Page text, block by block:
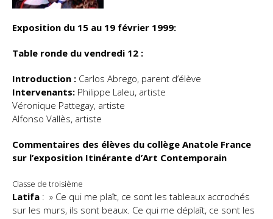
Exposition du 15 au 19 février 1999:
Table ronde du vendredi 12 :
Introduction : Carlos Abrego, parent d’élève
Intervenants: Philippe Laleu, artiste
Véronique Pattegay, artiste
Alfonso Vallès, artiste
Commentaires des élèves du collège Anatole France
sur l’exposition Itinérante d’Art Contemporain
Classe de troisième
Latifa : » Ce qui me plaît, ce sont les tableaux accrochés
sur les murs, ils sont beaux. Ce qui me déplaît, ce sont les